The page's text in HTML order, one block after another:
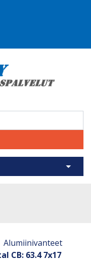
Avaa
Alumiinivanteet
CB: 63.4 7x17